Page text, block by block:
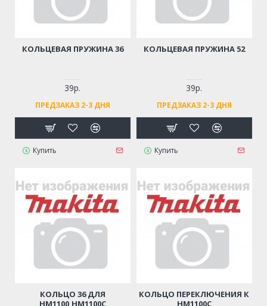
КОЛЬЦЕВАЯ ПРУЖИНА 36
39р.
ПРЕДЗАКАЗ 2-3 ДНЯ
Купить
КОЛЬЦЕВАЯ ПРУЖИНА 52
39р.
ПРЕДЗАКАЗ 2-3 ДНЯ
Купить
КОЛЬЦО 36 ДЛЯ
HM1100,HM1100C
КОЛЬЦО ПЕРЕКЛЮЧЕНИЯ К
HM1100C